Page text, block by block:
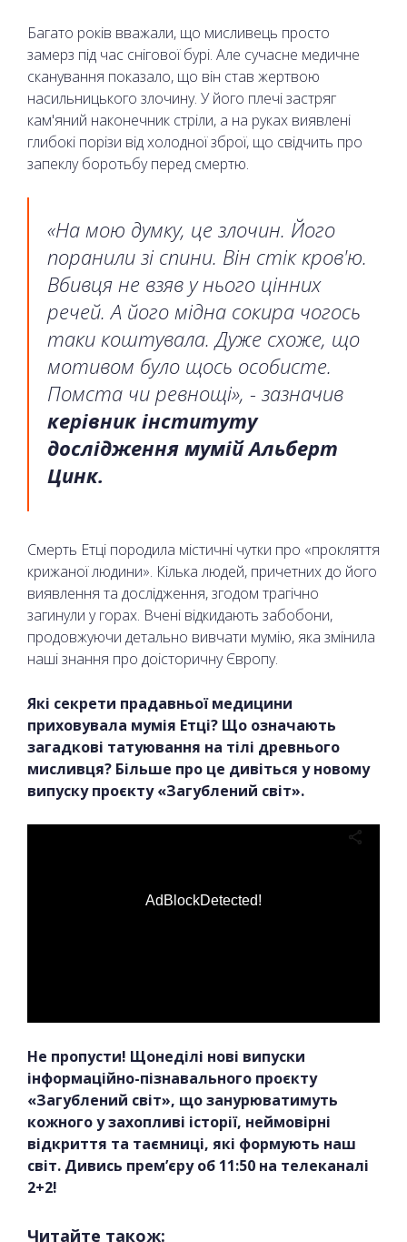
Багато років вважали, що мисливець просто
замерз під час снігової бурі. Але сучасне медичне
сканування показало, що він став жертвою
насильницького злочину. У його плечі застряг
кам'яний наконечник стріли, а на руках виявлені
глибокі порізи від холодної зброї, що свідчить про
запеклу боротьбу перед смертю.
«На мою думку, це злочин. Його
поранили зі спини. Він стік кров'ю.
Вбивця не взяв у нього цінних
речей. А його мідна сокира чогось
таки коштувала. Дуже схоже, що
мотивом було щось особисте.
Помста чи ревнощі», - зазначив
керівник інституту
дослідження мумій Альберт
Цинк.
Смерть Етці породила містичні чутки про «прокляття
крижаної людини». Кілька людей, причетних до його
виявлення та дослідження, згодом трагічно
загинули у горах. Вчені відкидають забобони,
продовжуючи детально вивчати мумію, яка змінила
наші знання про доісторичну Європу.
Які секрети прадавньої медицини
приховувала мумія Етці? Що означають
загадкові татуювання на тілі древнього
мисливця? Більше про це дивіться у новому
випуску проєкту «Загублений світ».
AdBlockDetected!
Не пропусти! Щонеділі нові випуски
інформаційно-пізнавального проєкту
«Загублений світ», що занурюватимуть
кожного у захопливі історії, неймовірні
відкриття та таємниці, які формують наш
світ. Дивись прем’єру об 11:50 на телеканалі
2+2!
Читайте також: